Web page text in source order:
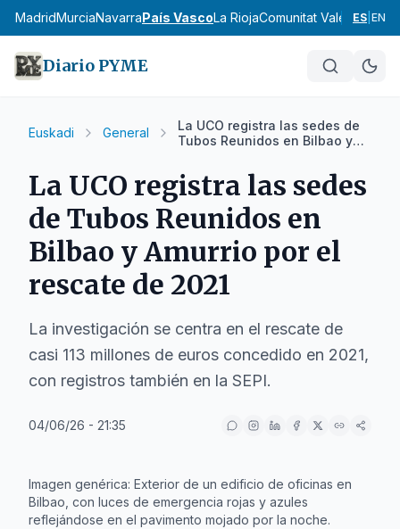
MadridMurciaNavarraPaís VascoLa RiojaComunitat Valenciana
ES EN
Diario PYME
Euskadi General
La UCO registra las sedes de
Tubos Reunidos en Bilbao y
La UCO registra las sedes
de Tubos Reunidos en
Bilbao y Amurrio por el
rescate de 2021
La investigación se centra en el rescate de
casi 113 millones de euros concedido en 2021,
con registros también en la SEPI.
04/06/26 - 21:35
Imagen genérica: Exterior de un edificio de oficinas en
Bilbao, con luces de emergencia rojas y azules
reflejándose en el pavimento mojado por la noche.